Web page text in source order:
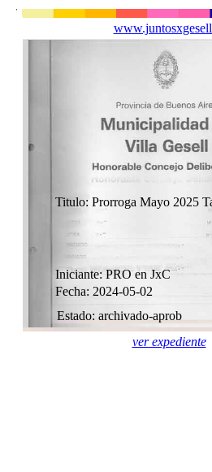
Titulo: Prorroga Mayo 2025
Fecha: 2024-05-02
Estado: archivado-aprob
Iniciante: PRO en JxC
ver expediente